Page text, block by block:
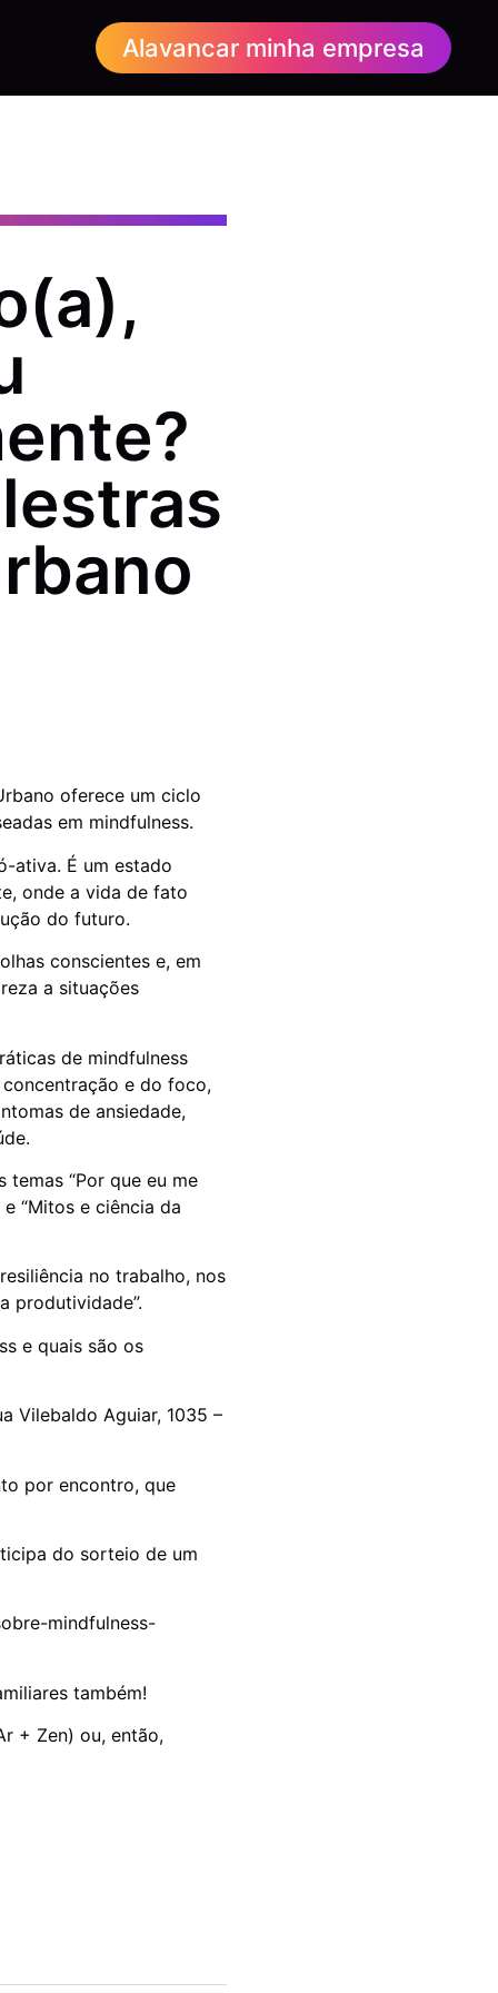
Alavancar minha empresa
oferece um ciclo
em mindfulness.
ativa. É um estado
onde a vida de fato
do futuro.
conscientes e, em
a situações
de mindfulness
e do foco,
de ansiedade,
temas “Por que eu me
“Mitos e ciência da
no trabalho, nos
produtividade”.
e quais são os
Vilebaldo Aguiar, 1035 –
por encontro, que
do sorteio de um
mindfulness-
também!
+ Zen) ou, então,